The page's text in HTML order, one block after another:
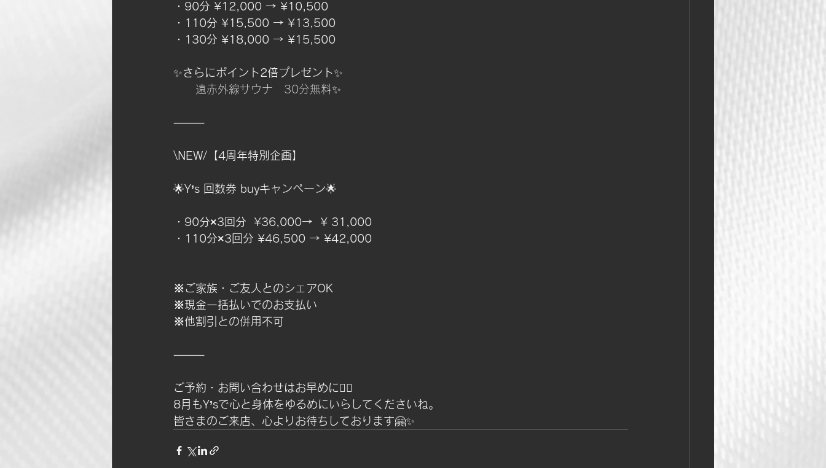
・90分 ¥12,000 → ¥10,500
・110分 ¥15,500 → ¥13,500
・130分 ¥18,000 → ¥15,500
✨さらにポイント2倍プレゼント✨
遠赤外線サウナ　30分無料✨
⸻
\NEW/【4周年特別企画】
🌟Y’s 回数券 buyキャンペーン🌟
・90分×3回分  ¥36,000→  ¥ 31,000
・110分×3回分 ¥46,500 → ¥42,000
※ご家族・ご友人とのシェアOK
※現金一括払いでのお支払い
※他割引との併用不可
⸻
ご予約・お問い合わせはお早めに💁‍♀️
8月もY’sで心と身体をゆるめにいらしてくださいね。
皆さまのご来店、心よりお待ちしております🤗✨